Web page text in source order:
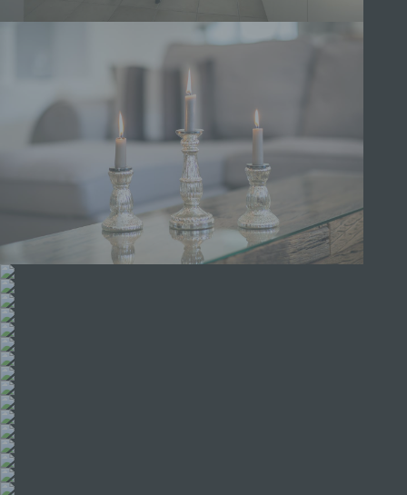
Profiling ist jede Art der automatisierten
Verarbeitung personenbezogener Daten, die darin
besteht, dass diese personenbezogenen Daten
verwendet werden, um bestimmte persönliche
Aspekte, die sich auf eine natürliche Person
beziehen, zu bewerten, insbesondere, um Aspekte
bezüglich Arbeitsleistung, wirtschaftlicher Lage,
Gesundheit, persönlicher Vorlieben, Interessen,
Zuverlässigkeit, Verhalten, Aufenthaltsort oder
Ortswechsel dieser natürlichen Person zu